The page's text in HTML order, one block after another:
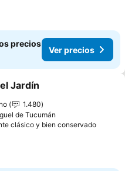
precios
Ver precios
a favoritos
Jardín
1.480
de Tucumán
clásico y bien conservadoVer